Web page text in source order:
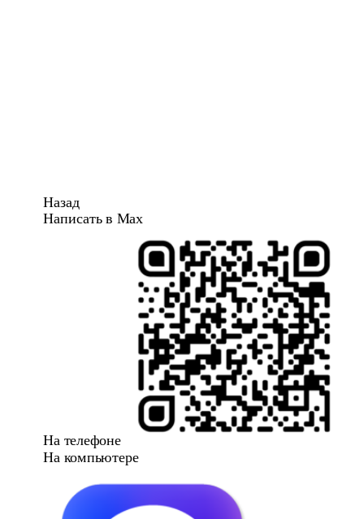
Назад
Написать в Max
На телефоне
На компьютере